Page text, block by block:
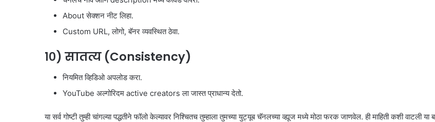
About सेक्शन नीट लिहा.
Custom URL, लोगो, बॅनर व्यवस्थित ठेवा.
१०) सातत्य (Consistency)
नियमित व्हिडिओ अपलोड करा.
YouTube अल्गोरिदम active creators ला जास्त प्राधान्य देतो.
या सर्व गोष्टी तुम्ही चांगल्या पद्धतीने फॉलो केल्यावर निश्चितच तुम्हाला तुमच्या युट्यूब चॅनलच्या व्ह्यूज मध्ये मोठा फरक जाणवेल. ही माहिती कशी वाटली या